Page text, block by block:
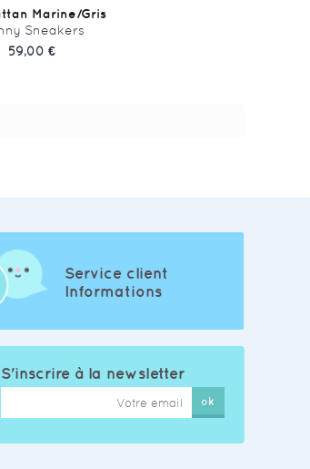
Marine/Gris
Sneakers
59,00 €
Service client
Informations
S'inscrire à la newsletter
ok